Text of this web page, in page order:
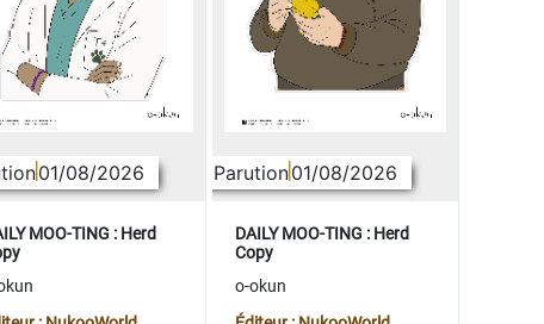
01/08/2026
MOO-TING : Herd
Parution01/08/2026
DAILY MOO-TING : Herd
Copy
o-okun